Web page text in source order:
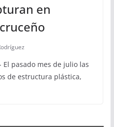
en
El pasado mes de julio las
de estructura plástica,